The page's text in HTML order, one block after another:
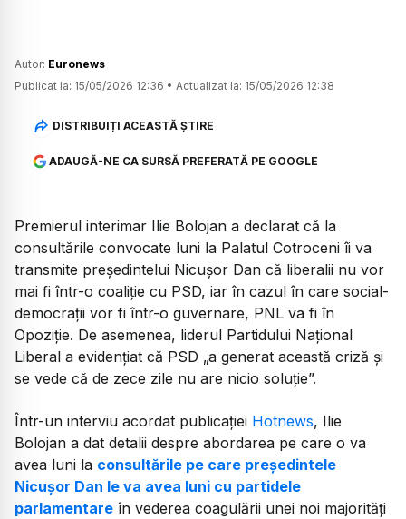
Autor: Euronews
Publicat la: 15/05/2026 12:36 • Actualizat la: 15/05/2026 12:38
DISTRIBUIȚI ACEASTĂ ȘTIRE
ADAUGĂ-NE CA SURSĂ PREFERATĂ PE GOOGLE
Premierul interimar Ilie Bolojan a declarat că la
consultările convocate luni la Palatul Cotroceni îi va
transmite președintelui Nicușor Dan că liberalii nu vor
mai fi într-o coaliție cu PSD, iar în cazul în care social-
democrații vor fi într-o guvernare, PNL va fi în
Opoziție. De asemenea, liderul Partidului Național
Liberal a evidențiat că PSD „a generat această criză și
se vede că de zece zile nu are nicio soluție”.
Într-un interviu acordat publicației Hotnews, Ilie
Bolojan a dat detalii despre abordarea pe care o va
avea luni la consultările pe care președintele
Nicușor Dan le va avea luni cu partidele
parlamentare în vederea coagulării unei noi majorități